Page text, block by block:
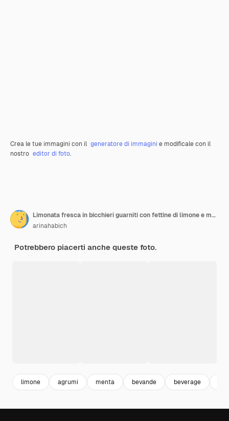
Crea le tue immagini con il generatore di immagini e modificale con il
nostro editor di foto.
Limonata fresca in bicchieri guarniti con fettine di limone e menta.
arinahabich
Potrebbero piacerti anche queste foto.
limone agrumi menta bevande beverage